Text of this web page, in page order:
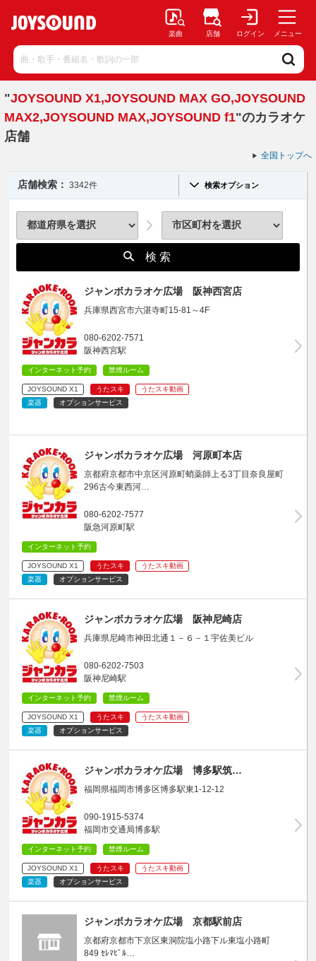
楽曲 店舗 ログイン メニュー
"JOYSOUND X1,JOYSOUND MAX GO,JOYSOUND
MAX2,JOYSOUND MAX,JOYSOUND f1"のカラオケ
店舗
全国トップへ
店舗検索： 3342件 検索オプション
検 索
ジャンボカラオケ広場 阪神西宮店
兵庫県西宮市六湛寺町15-81～4F
080-6202-7571
阪神西宮駅
インターネット予約 禁煙ルーム
JOYSOUND X1 うたスキ
うたスキ動画
楽器
オプションサービス
ジャンボカラオケ広場 河原町本店
京都府京都市中京区河原町蛸薬師上る3丁目奈良屋町
296古今東西河…
080-6202-7577
阪急河原町駅
インターネット予約
JOYSOUND X1 うたスキ
うたスキ動画
楽器
オプションサービス
ジャンボカラオケ広場 阪神尼崎店
兵庫県尼崎市神田北通１－６－１宇佐美ビル
080-6202-7503
阪神尼崎駅
インターネット予約 禁煙ルーム
JOYSOUND X1 うたスキ
うたスキ動画
楽器
オプションサービス
ジャンボカラオケ広場 博多駅筑…
福岡県福岡市博多区博多駅東1-12-12
090-1915-5374
福岡市交通局博多駅
インターネット予約 禁煙ルーム
JOYSOUND X1 うたスキ
うたスキ動画
楽器
オプションサービス
ジャンボカラオケ広場 京都駅前店
京都府京都市下京区東洞院塩小路下ル東塩小路町
849 ｾﾚﾏﾋﾞﾙ…